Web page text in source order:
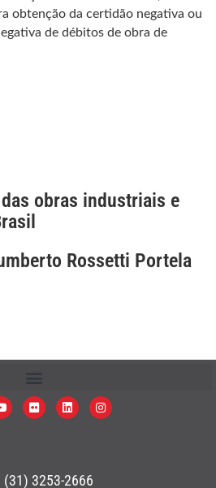
obtenção da certidão negativa ou
de débitos de obra de
obras industriais e
Rossetti Portela
(31) 3253-2666